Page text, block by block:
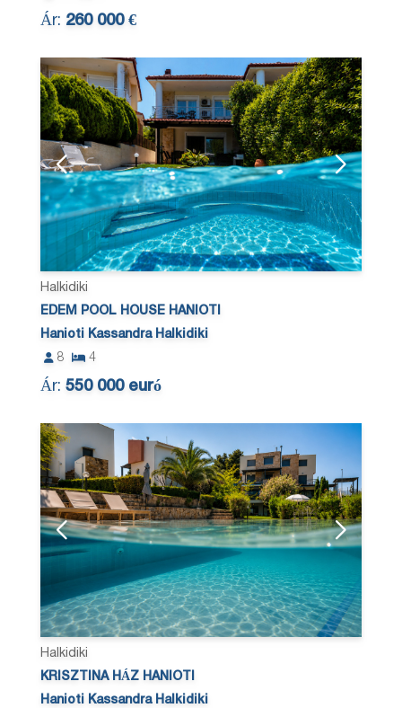
Ár: 260 000 €
Halkidiki
EDEM POOL HOUSE HANIOTI
Hanioti Kassandra Halkidiki
8
4
Ár:550 000 euró
Halkidiki
KRISZTINA HÁZ HANIOTI
Hanioti Kassandra Halkidiki